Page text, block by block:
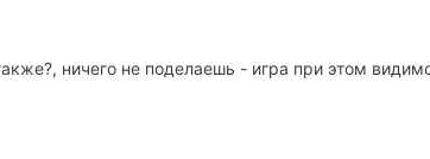
ничего не поделаешь - игра при этом